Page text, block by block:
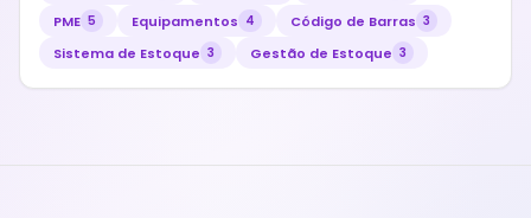
PME 5 Equipamentos 4 Código de Barras 3
Sistema de Estoque 3 Gestão de Estoque 3